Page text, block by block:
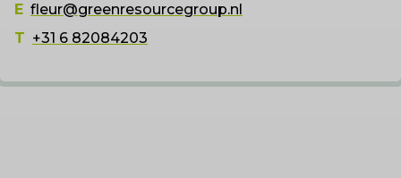
E fleur@greenresourcegroup.nl
T +31 6 82084203